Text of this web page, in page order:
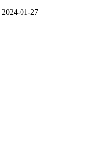
2024-01-27